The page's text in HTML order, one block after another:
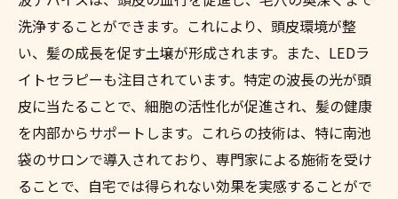
洗浄することができます。これにより、頭皮環境が整
い、髪の成長を促す土壌が形成されます。また、LEDラ
イトセラピーも注目されています。特定の波長の光が頭
皮に当たることで、細胞の活性化が促進され、髪の健康
を内部からサポートします。これらの技術は、特に南池
袋のサロンで導入されており、専門家による施術を受け
ることで、自宅では得られない効果を実感することがで